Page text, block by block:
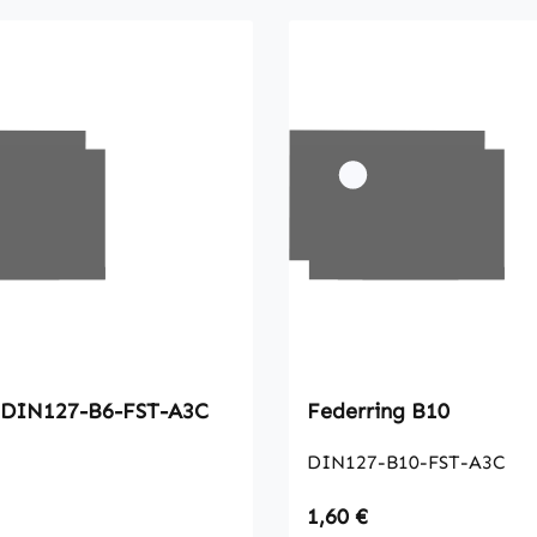
Federrig DIN127-B6-FST-A3C Federring B10
DIN127-B10-FST-A3C
Regulärer Preis:
1,60 €